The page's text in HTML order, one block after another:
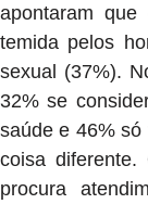
apontaram
temida pelos
sexual (37%).
32% se
saúde e 46%
coisa
procura